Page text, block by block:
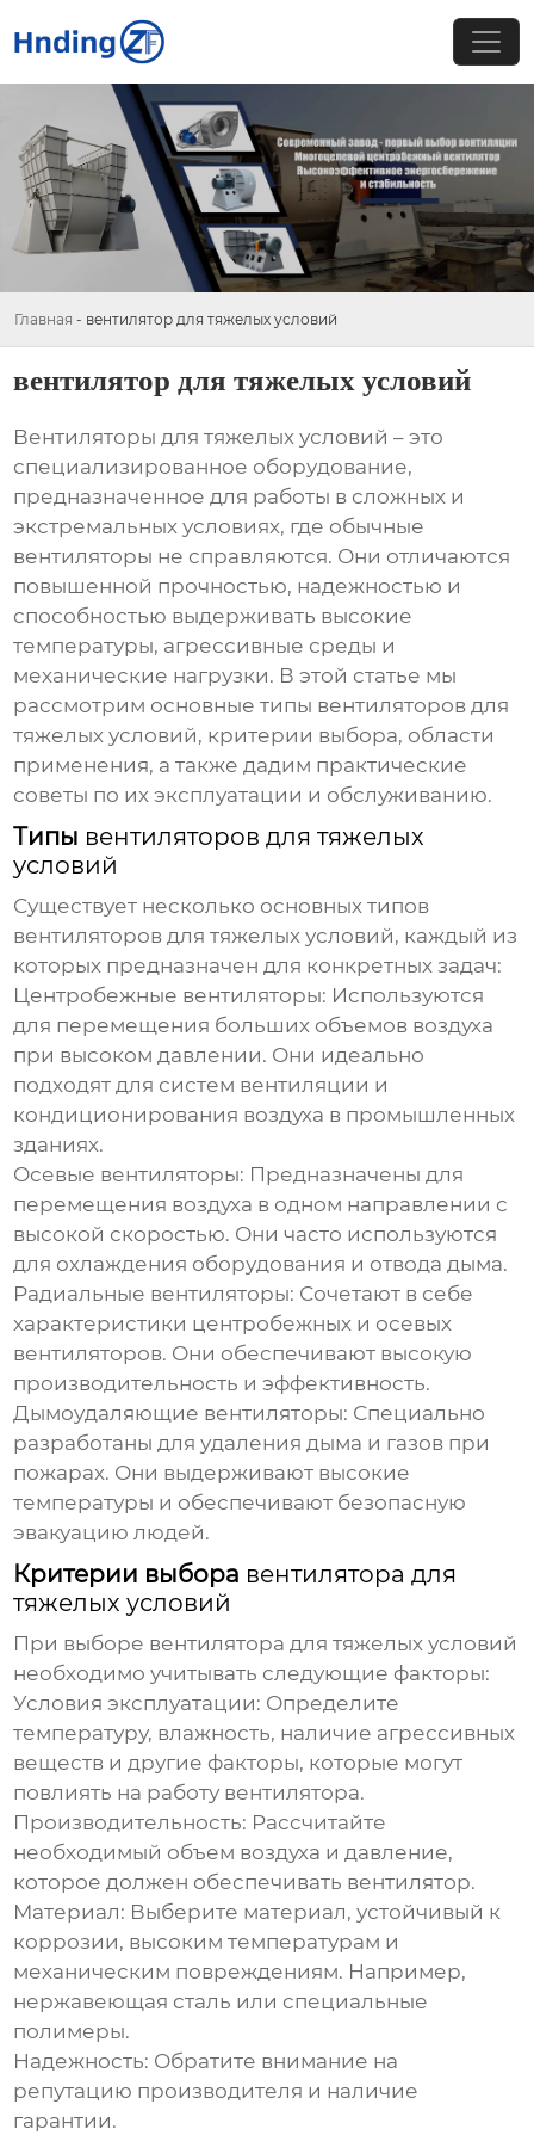
Главная - вентилятор для тяжелых условий
вентилятор для тяжелых условий
Вентиляторы для тяжелых условий – это
специализированное оборудование,
предназначенное для работы в сложных и
экстремальных условиях, где обычные
вентиляторы не справляются. Они отличаются
повышенной прочностью, надежностью и
способностью выдерживать высокие
температуры, агрессивные среды и
механические нагрузки. В этой статье мы
рассмотрим основные типы вентиляторов для
тяжелых условий, критерии выбора, области
применения, а также дадим практические
советы по их эксплуатации и обслуживанию.
Типы вентиляторов для тяжелых
условий
Существует несколько основных типов
вентиляторов для тяжелых условий, каждый из
которых предназначен для конкретных задач:
Центробежные вентиляторы: Используются
для перемещения больших объемов воздуха
при высоком давлении. Они идеально
подходят для систем вентиляции и
кондиционирования воздуха в промышленных
зданиях.
Осевые вентиляторы: Предназначены для
перемещения воздуха в одном направлении с
высокой скоростью. Они часто используются
для охлаждения оборудования и отвода дыма.
Радиальные вентиляторы: Сочетают в себе
характеристики центробежных и осевых
вентиляторов. Они обеспечивают высокую
производительность и эффективность.
Дымоудаляющие вентиляторы: Специально
разработаны для удаления дыма и газов при
пожарах. Они выдерживают высокие
температуры и обеспечивают безопасную
эвакуацию людей.
Критерии выбора вентилятора для
тяжелых условий
При выборе вентилятора для тяжелых условий
необходимо учитывать следующие факторы:
Условия эксплуатации: Определите
температуру, влажность, наличие агрессивных
веществ и другие факторы, которые могут
повлиять на работу вентилятора.
Производительность: Рассчитайте
необходимый объем воздуха и давление,
которое должен обеспечивать вентилятор.
Материал: Выберите материал, устойчивый к
коррозии, высоким температурам и
механическим повреждениям. Например,
нержавеющая сталь или специальные
полимеры.
Надежность: Обратите внимание на
репутацию производителя и наличие
гарантии.